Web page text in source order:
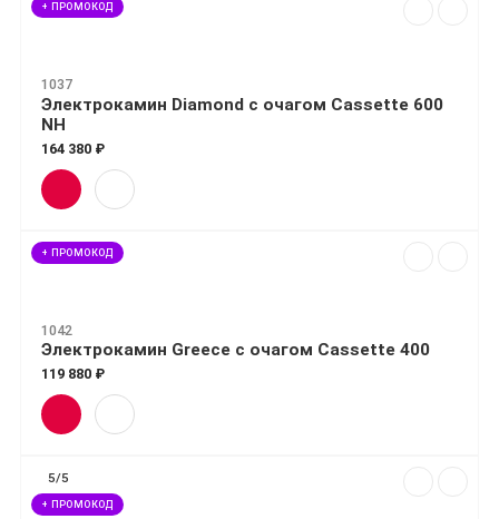
+ ПРОМОКОД
1037
Электрокамин Diamond с очагом Cassette 600
NH
164 380 ₽
+ ПРОМОКОД
1042
Электрокамин Greece с очагом Cassette 400
119 880 ₽
5/5
+ ПРОМОКОД